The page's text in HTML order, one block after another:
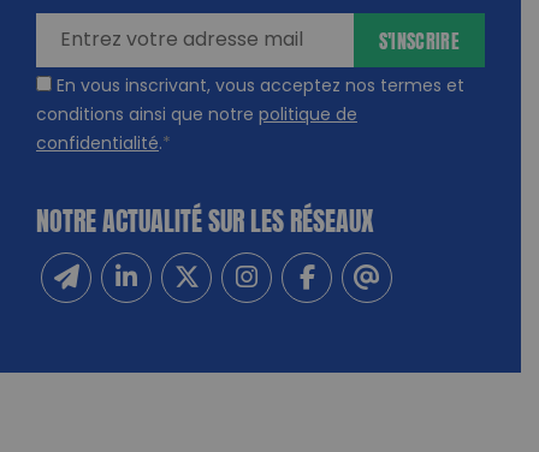
En vous inscrivant, vous acceptez nos termes et
conditions ainsi que notre politique de
confidentialité.*
S'INSCRIRE
NOTRE ACTUALITÉ SUR LES RÉSEAUX